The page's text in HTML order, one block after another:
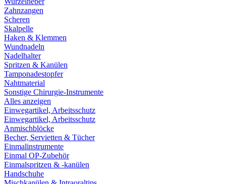
Zahnzangen
Scheren
Skalpelle
Haken & Klemmen
Wundnadeln
Nadelhalter
Spritzen & Kanülen
Tamponadestopfer
Nahtmaterial
Sonstige Chirurgie-Instrumente
Alles anzeigen
Einwegartikel, Arbeitsschutz
Einwegartikel, Arbeitsschutz
Anmischblöcke
Becher, Servietten & Tücher
Einmalinstrumente
Einmal OP-Zubehör
Einmalspritzen & -kanülen
Handschuhe